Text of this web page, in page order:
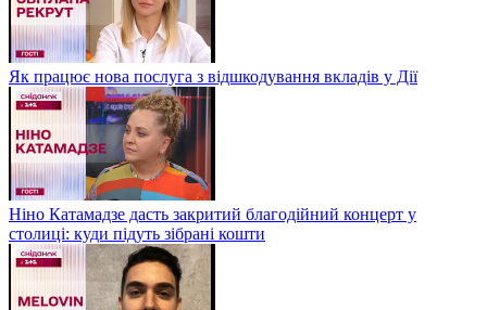
Як працює нова послуга з відшкодування вкладів у Дії
Ніно Катамадзе дасть закритий благодійний концерт у
столиці: куди підуть зібрані кошти